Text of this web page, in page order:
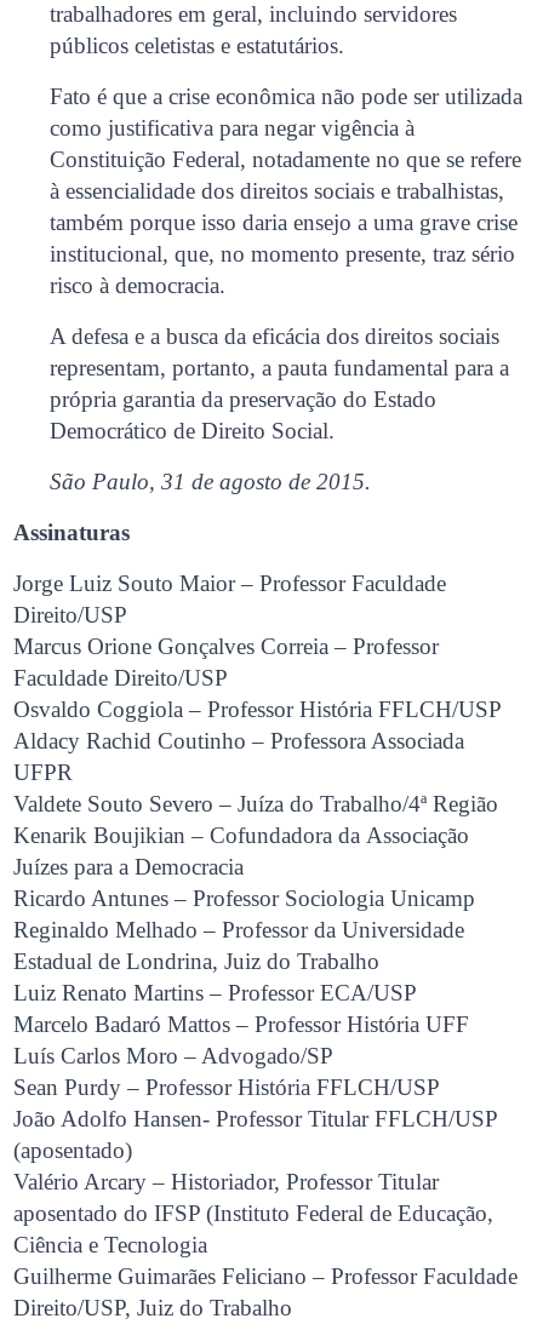
trabalhadores em geral, incluindo servidores
públicos celetistas e estatutários.
Fato é que a crise econômica não pode ser utilizada
como justificativa para negar vigência à
Constituição Federal, notadamente no que se refere
à essencialidade dos direitos sociais e trabalhistas,
também porque isso daria ensejo a uma grave crise
institucional, que, no momento presente, traz sério
risco à democracia.
A defesa e a busca da eficácia dos direitos sociais
representam, portanto, a pauta fundamental para a
própria garantia da preservação do Estado
Democrático de Direito Social.
São Paulo, 31 de agosto de 2015.
Assinaturas
Jorge Luiz Souto Maior – Professor Faculdade
Direito/USP
Marcus Orione Gonçalves Correia – Professor
Faculdade Direito/USP
Osvaldo Coggiola – Professor História FFLCH/USP
Aldacy Rachid Coutinho – Professora Associada
UFPR
Valdete Souto Severo – Juíza do Trabalho/4ª Região
Kenarik Boujikian – Cofundadora da Associação
Juízes para a Democracia
Ricardo Antunes – Professor Sociologia Unicamp
Reginaldo Melhado – Professor da Universidade
Estadual de Londrina, Juiz do Trabalho
Luiz Renato Martins – Professor ECA/USP
Marcelo Badaró Mattos – Professor História UFF
Luís Carlos Moro – Advogado/SP
Sean Purdy – Professor História FFLCH/USP
João Adolfo Hansen- Professor Titular FFLCH/USP
(aposentado)
Valério Arcary – Historiador, Professor Titular
aposentado do IFSP (Instituto Federal de Educação,
Ciência e Tecnologia
Guilherme Guimarães Feliciano – Professor Faculdade
Direito/USP, Juiz do Trabalho